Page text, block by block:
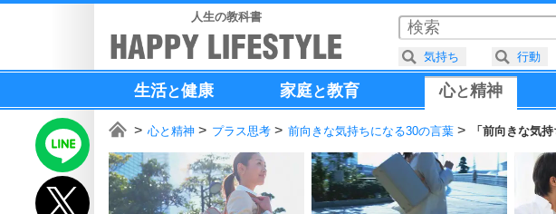
人生の教科書
生活と健康 家庭と教育 心と精神
心と精神 プラス思考 前向きな気持ちになる30の言葉 「前向きな気
気持ち 行動